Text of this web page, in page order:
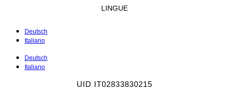
LINGUE
Deutsch
Italiano
Deutsch
Italiano
UID IT02833830215